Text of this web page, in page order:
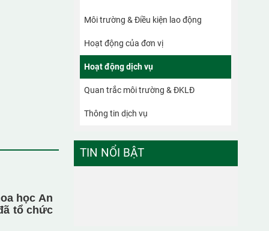
học An
tổ chức
Môi trường & Điều kiện lao động
Hoạt động của đơn vị
Hoạt động dịch vụ
Quan trắc môi trường & ĐKLĐ
Thông tin dịch vụ
TIN NỔI BẬT